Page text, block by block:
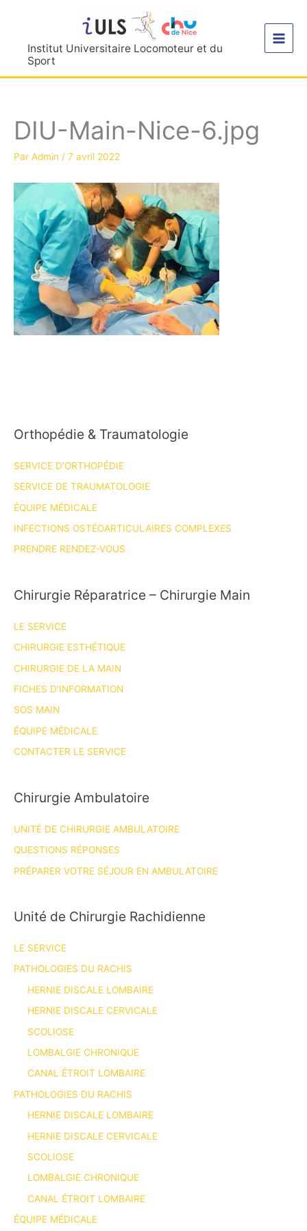
contenuInstitut Universitaire Locomoteur et du
Sport
DIU-Main-Nice-6.jpg
Par Admin / 7 avril 2022
Orthopédie & Traumatologie
SERVICE D’ORTHOPÉDIE
SERVICE DE TRAUMATOLOGIE
ÉQUIPE MÉDICALE
INFECTIONS OSTÉOARTICULAIRES COMPLEXES
PRENDRE RENDEZ-VOUS
Chirurgie Réparatrice – Chirurgie Main
LE SERVICE
CHIRURGIE ESTHÉTIQUE
CHIRURGIE DE LA MAIN
FICHES D’INFORMATION
SOS MAIN
ÉQUIPE MÉDICALE
CONTACTER LE SERVICE
Chirurgie Ambulatoire
UNITÉ DE CHIRURGIE AMBULATOIRE
QUESTIONS RÉPONSES
PRÉPARER VOTRE SÉJOUR EN AMBULATOIRE
Unité de Chirurgie Rachidienne
LE SERVICE
PATHOLOGIES DU RACHIS
HERNIE DISCALE LOMBAIRE
HERNIE DISCALE CERVICALE
SCOLIOSE
LOMBALGIE CHRONIQUE
CANAL ÉTROIT LOMBAIRE
PATHOLOGIES DU RACHIS
HERNIE DISCALE LOMBAIRE
HERNIE DISCALE CERVICALE
SCOLIOSE
LOMBALGIE CHRONIQUE
CANAL ÉTROIT LOMBAIRE
ÉQUIPE MÉDICALE